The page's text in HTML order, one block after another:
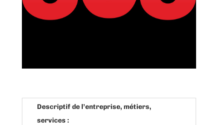
Descriptif de l’entreprise, métiers,
services :